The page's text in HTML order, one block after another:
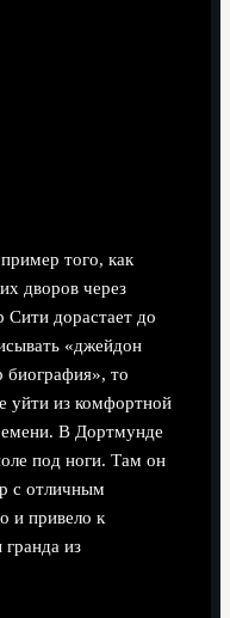
того, как
дворов через
дорастает до
«джейдон
биография», то
уйти из комфортной
В Дортмунде
под ноги. Там он
с отличным
и привело к
из